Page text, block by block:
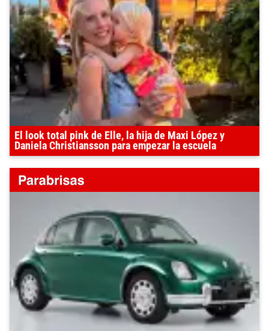
El look total pink de Elle, la hija de Maxi López y
Daniela Christiansson para empezar la escuela